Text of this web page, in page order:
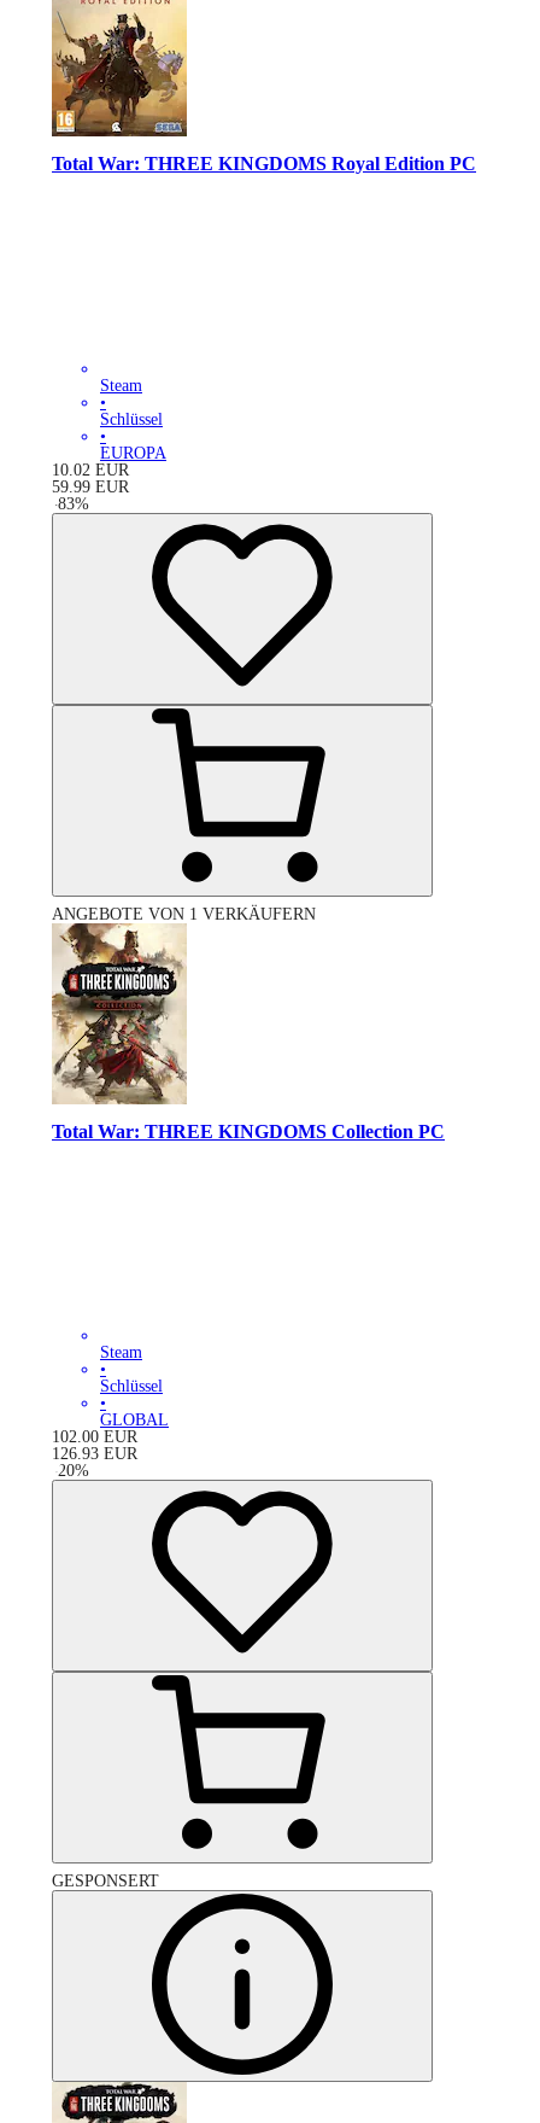
Total War: THREE KINGDOMS Royal Edition PC
Steam
•
Schlüssel
•
EUROPA
10.02 EUR
59.99 EUR
-83%
ANGEBOTE VON 1 VERKÄUFERN
Total War: THREE KINGDOMS Collection PC
Steam
•
Schlüssel
•
GLOBAL
102.00 EUR
126.93 EUR
-20%
GESPONSERT